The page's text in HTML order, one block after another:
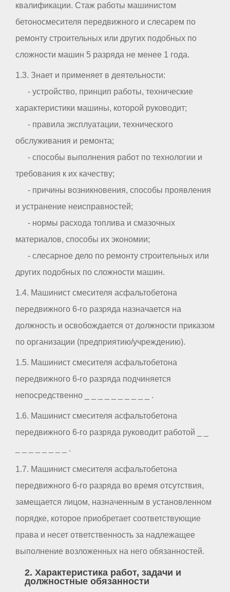
квалификации. Стаж работы машинистом
бетоносмесителя передвижного и слесарем по
ремонту строительных или других подобных по
сложности машин 5 разряда не менее 1 года.
1.3. Знает и применяет в деятельности:
- устройство, принцип работы, технические
характеристики машины, которой руководит;
- правила эксплуатации, технического
обслуживания и ремонта;
- способы выполнения работ по технологии и
требования к их качеству;
- причины возникновения, способы проявления
и устранение неисправностей;
- нормы расхода топлива и смазочных
материалов, способы их экономии;
- слесарное дело по ремонту строительных или
других подобных по сложности машин.
1.4. Машинист смесителя асфальтобетона
передвижного 6-го разряда назначается на
должность и освобождается от должности приказом
по организации (предприятию/учреждению).
1.5. Машинист смесителя асфальтобетона
передвижного 6-го разряда подчиняется
непосредственно _ _ _ _ _ _ _ _ _ _ .
1.6. Машинист смесителя асфальтобетона
передвижного 6-го разряда руководит работой _ _
_ _ _ _ _ _ _ _ .
1.7. Машинист смесителя асфальтобетона
передвижного 6-го разряда во время отсутствия,
замещается лицом, назначенным в установленном
порядке, которое приобретает соответствующие
права и несет ответственность за надлежащее
выполнение возложенных на него обязанностей.
2. Характеристика работ, задачи и
должностные обязанности